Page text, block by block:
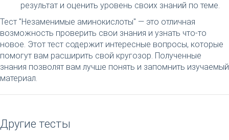
результат и оценить уровень своих знаний по теме.
Тест "Незаменимые аминокислоты" — это отличная
возможность проверить свои знания и узнать что-то
новое. Этот тест содержит интересные вопросы, которые
помогут вам расширить свой кругозор. Полученные
знания позволят вам лучше понять и запомнить изучаемый
материал.
Другие тесты